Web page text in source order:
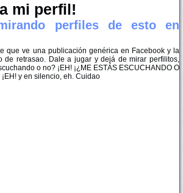
mi perfil!
perfiles de esto en
que ve una publicación genérica en Facebook y la
de retrasao. Dale a jugar y dejá de mirar perfilitos,
o no? ¡EH! ¡¿ME ESTÁS ESCUCHANDO O
y en silencio, eh. Cuidao